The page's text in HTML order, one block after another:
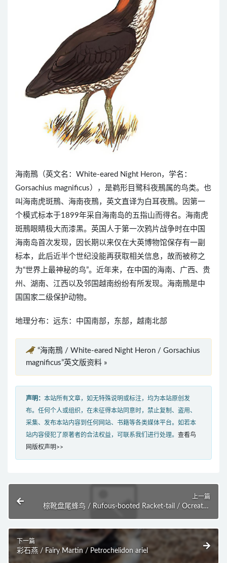
海南鳽（英文名：White-eared Night Heron，学名：
Gorsachius magnificus），是鹈形目鹭科夜鳽属的鸟类。也
叫海南虎斑鳽、海南夜鳽，英文直译为白耳夜鳽。因第一
个模式标本于1899年采自海南岛的五指山而得名。海南虎
斑鳽眼睛极大而漆黑。英国人于第一次鸦片战争时在中国
海南岛首次发现，因长期以来仅在大英博物馆保存有一副
标本，此后近半个世纪没能再获取相关信息，故而被称之
为“世界上最神秘的鸟”。近年来，在中国的海南、广西、贵
州、湖南、江西以及邻国越南纷纷有所发现。海南鳽是中
国国家二级保护动物。
地理分布：远东：中国南部，东部，越南北部
“海南鳽 / White-eared Night Heron / Gorsachius
magnificus”英文版资料 »
声明： 本站所有文章，如无特殊说明或标注，均为本站原创发
布。任何个人或组织，在未征得本站同意时，禁止复制、盗用、
采集、发布本站内容到任何网站、书籍等各类媒体平台。如若本
站内容侵犯了原著者的合法权益，可联系我们进行处理。 查看鸟
网版权声明>>
上一篇
棕靴盘尾蜂鸟 / Rufous-booted Racket-tail / Ocreatus
下一篇
彩石燕 / Fairy Martin / Petrochelidon ariel